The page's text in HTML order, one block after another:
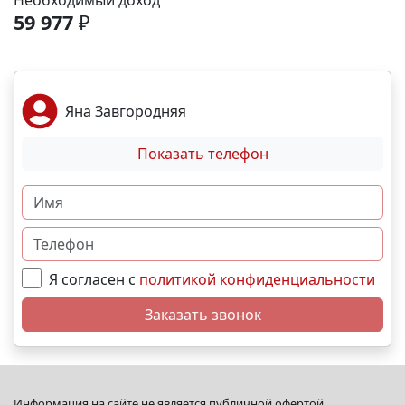
спортивные площадки. Благоустройство -
ландшафтный дизайн с зонами отдыха; -
комплексы для разных возрастов; - места для выгула
собак; - видеонаблюдение и КПП для безопасности.
Преимущества - сбалансированное сочетание цены
и качества; - развитая социальная инфраструктура в
шаговой доступности; - продуманное дворовое
пространство; - гибкая система рассрочек и
ипотечных программ. N5292
59 977 ₽
Яна Завгородняя
Показать телефон
Я согласен с политикой конфиденциальности
Заказать звонок